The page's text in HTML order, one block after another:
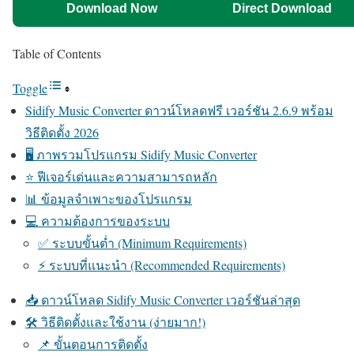
Download Now Direct Download
Table of Contents
Toggle
Sidify Music Converter ดาวน์โหลดฟรี เวอร์ชัน 2.6.9 พร้อม
วิธีติดตั้ง 2026
🖥️ ภาพรวมโปรแกรม Sidify Music Converter
⭐ ฟีเจอร์เด่นและความสามารถหลัก
📊 ข้อมูลจำเพาะของโปรแกรม
💻 ความต้องการของระบบ
✅ ระบบขั้นต่ำ (Minimum Requirements)
⚡ ระบบที่แนะนำ (Recommended Requirements)
📥 ดาวน์โหลด Sidify Music Converter เวอร์ชันล่าสุด
🛠️ วิธีติดตั้งและใช้งาน (ง่ายมาก!)
📌 ขั้นตอนการติดตั้ง